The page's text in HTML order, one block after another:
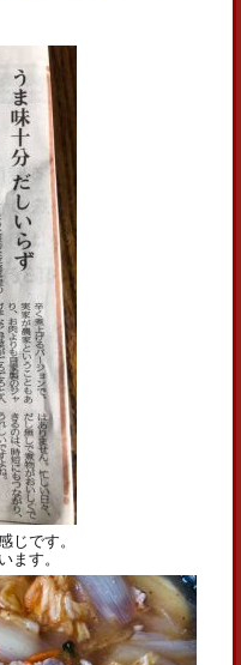
じです。
ます。